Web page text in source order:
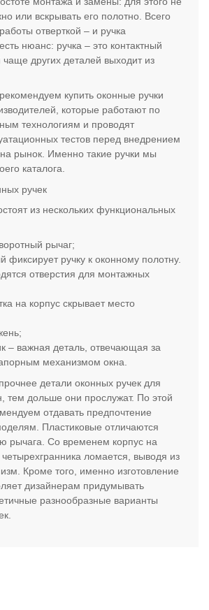
или вскрывать его полотно. Всего
отверткой – и ручка
нюанс: ручка – это контактный
чаще других деталей выходит из
купить оконные ручки
которые работают по
технологиям и проводят
тестов перед внедрением
рынок. Именно такие ручки мы
каталога.
ручек
из нескольких функциональных
рычаг;
фиксирует ручку к оконному полотну.
отверстия для монтажных
на корпус скрывает место
– важная деталь, отвечающая за
механизмом окна.
детали оконных ручек для
тем дольше они прослужат. По этой
отдавать предпочтение
Пластиковые отличаются
рычага. Со временем корпус на
ломается, выводя из
Кроме того, именно изготовление
дизайнерам придумывать
разнообразные варианты